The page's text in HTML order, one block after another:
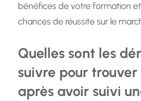
bénéfices de votre formation
chances de réussite sur le
Quelles sont les
suivre pour trouver
après avoir suivi